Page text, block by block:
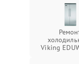
Viking